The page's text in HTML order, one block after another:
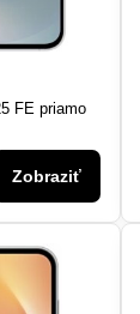
FE priamo
Zobraziť